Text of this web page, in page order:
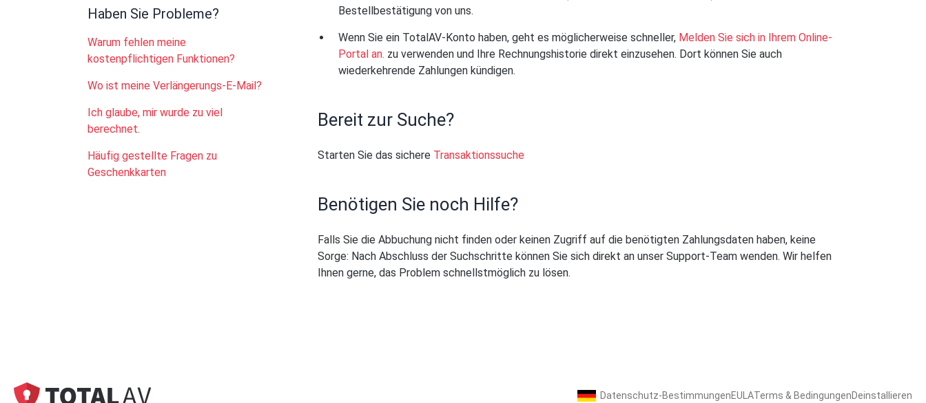
Haben Sie Probleme?
Warum fehlen meine
kostenpflichtigen Funktionen?
Wo ist meine Verlängerungs-E-Mail?
Ich glaube, mir wurde zu viel
berechnet.
Häufig gestellte Fragen zu
Geschenkkarten
Bestellbestätigung von uns.
Wenn Sie ein TotalAV-Konto haben, geht es möglicherweise schneller, Melden Sie sich in Ihrem Online-
Portal an. zu verwenden und Ihre Rechnungshistorie direkt einzusehen. Dort können Sie auch
wiederkehrende Zahlungen kündigen.
Bereit zur Suche?
Starten Sie das sichere Transaktionssuche
Benötigen Sie noch Hilfe?
Falls Sie die Abbuchung nicht finden oder keinen Zugriff auf die benötigten Zahlungsdaten haben, keine
Sorge: Nach Abschluss der Suchschritte können Sie sich direkt an unser Support-Team wenden. Wir helfen
Ihnen gerne, das Problem schnellstmöglich zu lösen.
Datenschutz-BestimmungenEULATerms & BedingungenDeinstallieren